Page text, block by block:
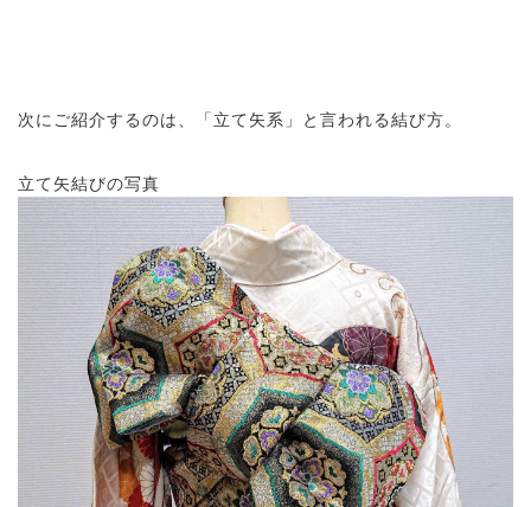
次にご紹介するのは、「立て矢系」と言われる結び方。
立て矢結びの写真